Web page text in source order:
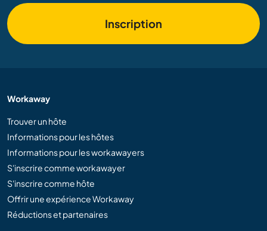
Inscription
Workaway
Trouver un hôte
Informations pour les hôtes
Informations pour les workawayers
S'inscrire comme workawayer
S'inscrire comme hôte
Offrir une expérience Workaway
Réductions et partenaires